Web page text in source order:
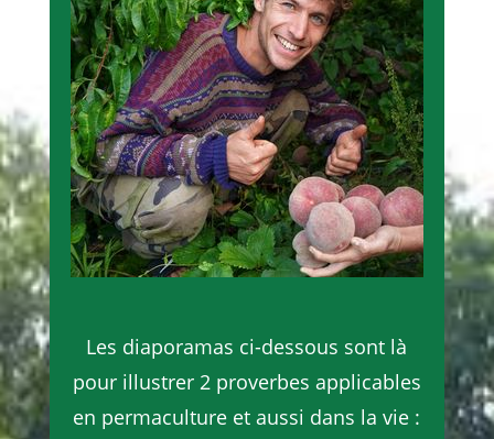
Les diaporamas ci-dessous sont là
pour illustrer 2 proverbes applicables
en permaculture et aussi dans la vie :